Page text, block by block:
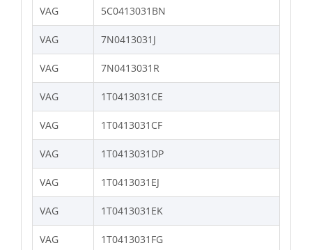
VAG 5C0413031BN
VAG 7N0413031J
VAG 7N0413031R
VAG 1T0413031CE
VAG 1T0413031CF
VAG 1T0413031DP
VAG 1T0413031EJ
VAG 1T0413031EK
VAG 1T0413031FG